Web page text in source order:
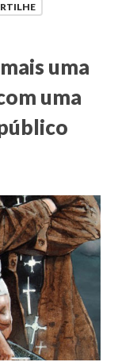
uma
uma